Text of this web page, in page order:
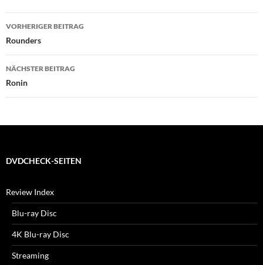
Beitragsnavigation
VORHERIGER BEITRAG
Rounders
NÄCHSTER BEITRAG
Ronin
DVDCHECK-SEITEN
Review Index
Blu-ray Disc
4K Blu-ray Disc
Streaming